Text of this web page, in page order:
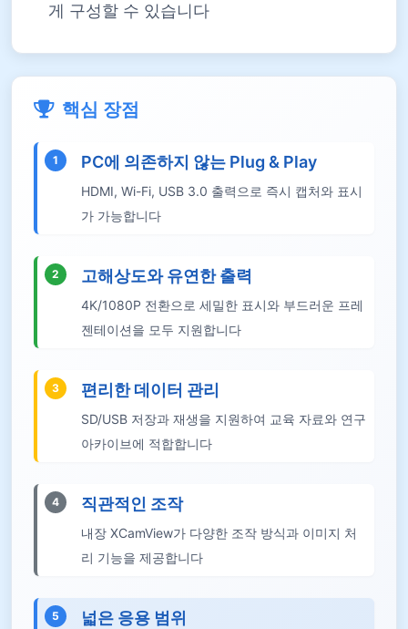
게 구성할 수 있습니다
핵심 장점
1 PC에 의존하지 않는 Plug & Play
HDMI, Wi-Fi, USB 3.0 출력으로 즉시 캡처와 표시
가 가능합니다
2 고해상도와 유연한 출력
4K/1080P 전환으로 세밀한 표시와 부드러운 프레
젠테이션을 모두 지원합니다
3 편리한 데이터 관리
SD/USB 저장과 재생을 지원하여 교육 자료와 연구
아카이브에 적합합니다
4 직관적인 조작
내장 XCamView가 다양한 조작 방식과 이미지 처
리 기능을 제공합니다
5 넓은 응용 범위